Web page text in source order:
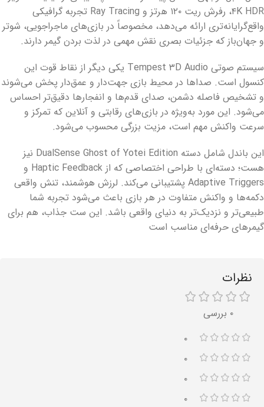
۴K HDR، رفرش ریت ۱۲۰ هرتز و Ray Tracing تجربه گرافیکی
واقع‌گرایانه‌تری ارائه می‌دهد، مخصوصاً در بازی‌های ماجراجویی، شوتر
و جهان‌باز که جزئیات بصری نقش مهمی در لذت بردن گیمر دارند.
سیستم صوتی Tempest ۳D Audio یکی دیگر از نقاط قوت این
کنسول است. صداها در محیط بازی جهت‌دار و عمق‌دار پخش می‌شوند
و تشخیص فاصله دشمن، صدای قدم‌ها و انفجارها دقیق‌تر احساس
می‌شود. این مورد به‌ویژه در بازی‌های رقابتی و آنلاین که تمرکز و
سرعت واکنش مهم است، مزیت بزرگی محسوب می‌شود.
این باندل شامل دسته DualSense Ghost of Yotei Edition نیز
هست؛ دسته‌ای با طراحی اختصاصی که از Haptic Feedback و
Adaptive Triggers پشتیبانی می‌کند. لرزش هوشمند، تنش واقعی
دکمه‌ها و واکنش متفاوت در هر بازی باعث می‌شود تجربه شما
طبیعی‌تر و نزدیک‌تر به دنیای واقعی باشد. این ست جذاب، هم برای
گیمرهای حرفه‌ای مناسب است
نظرات
۰ بررسی
۰
۰
۰
۰